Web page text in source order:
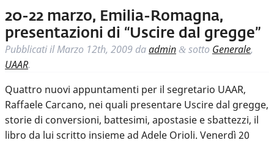
20-22 marzo, Emilia-Romagna,
presentazioni di “Uscire dal gregge”
Pubblicati ilMarzo 12th, 2009 daadmin & sotto Generale,
UAAR.
Quattro nuovi appuntamenti per il segretario UAAR,
Raffaele Carcano, nei quali presentare Uscire dal gregge,
storie di conversioni, battesimi, apostasie e sbattezzi, il
libro da lui scritto insieme ad Adele Orioli. Venerdì 20